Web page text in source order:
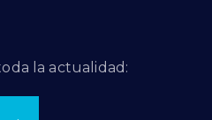
la actualidad: